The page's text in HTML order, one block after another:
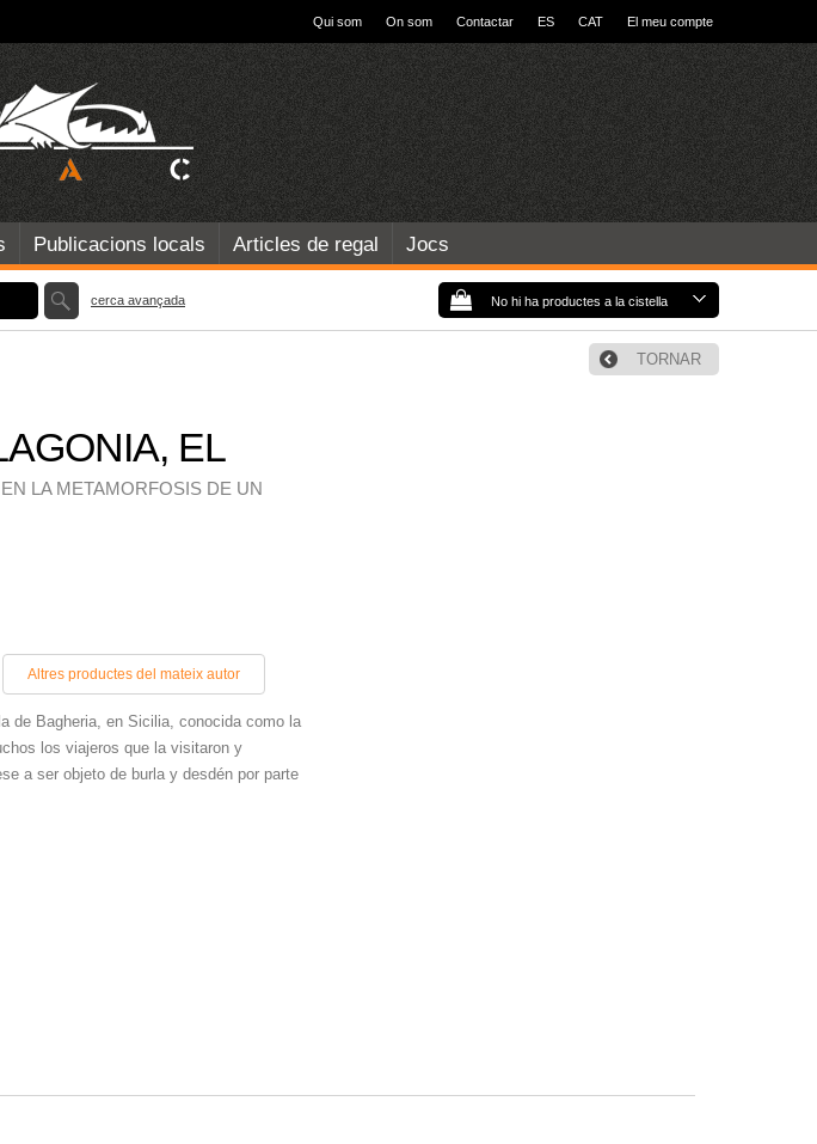
Qui som On som Contactar ES CAT El meu compte
Publicacions locals Articles de regal Jocs
No hi ha productes a la cistella
cerca avançada
TORNAR
EL
LA METAMORFOSIS DE UN
Altres productes del mateix autor
de Bagheria, en Sicilia, conocida como la
los viajeros que la visitaron y
a ser objeto de burla y desdén por parte